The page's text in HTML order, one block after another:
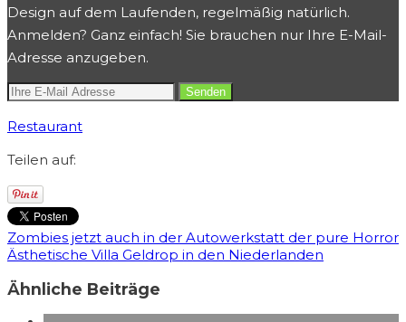
Design auf dem Laufenden, regelmäßig natürlich.
Anmelden? Ganz einfach! Sie brauchen nur Ihre E-Mail-
Adresse anzugeben.
Restaurant
Teilen auf:
Zombies jetzt auch in der Autowerkstatt der pure Horror
Ästhetische Villa Geldrop in den Niederlanden
Ähnliche Beiträge